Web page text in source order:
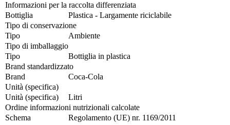
Informazioni per la raccolta differenziata
Bottiglia
Plastica - Largamente riciclabile
Tipo di conservazione
Tipo
Ambiente
Tipo di imballaggio
Tipo
Bottiglia in plastica
Brand standardizzato
Brand
Coca-Cola
Unità (specifica)
Unità (specifica)
Litri
Ordine informazioni nutrizionali calcolate
Schema
Regolamento (UE) nr. 1169/2011